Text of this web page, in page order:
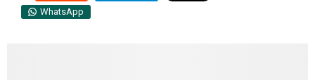
WhatsApp